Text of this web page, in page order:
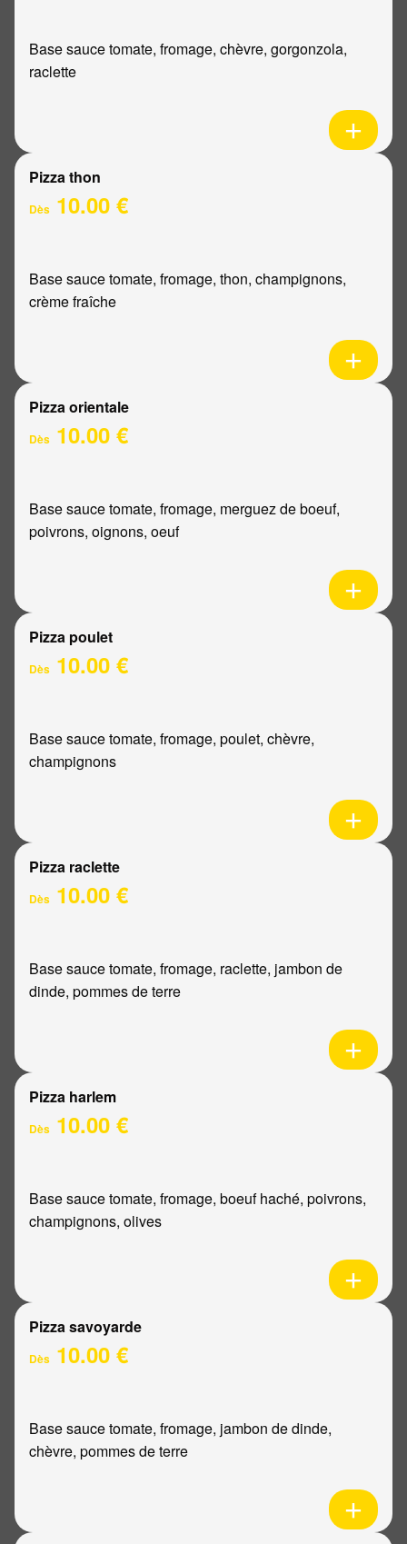
Base sauce tomate, fromage, chèvre, gorgonzola,
raclette
Pizza thon
Dès 10.00 €
Base sauce tomate, fromage, thon, champignons,
crème fraîche
Pizza orientale
Dès 10.00 €
Base sauce tomate, fromage, merguez de boeuf,
poivrons, oignons, oeuf
Pizza poulet
Dès 10.00 €
Base sauce tomate, fromage, poulet, chèvre,
champignons
Pizza raclette
Dès 10.00 €
Base sauce tomate, fromage, raclette, jambon de
dinde, pommes de terre
Pizza harlem
Dès 10.00 €
Base sauce tomate, fromage, boeuf haché, poivrons,
champignons, olives
Pizza savoyarde
Dès 10.00 €
Base sauce tomate, fromage, jambon de dinde,
chèvre, pommes de terre